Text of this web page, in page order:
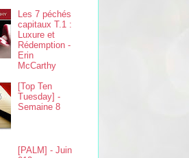
Les 7 péchés
capitaux T.1 :
Luxure et
Rédemption -
Erin
McCarthy
[Top Ten
Tuesday] -
Semaine 8
[PALM] - Juin